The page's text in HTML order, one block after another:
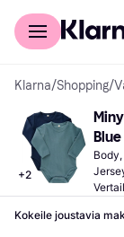
Kuluttajille
Klarna/Shopping/
+2
Blue
Kokeile joustavia